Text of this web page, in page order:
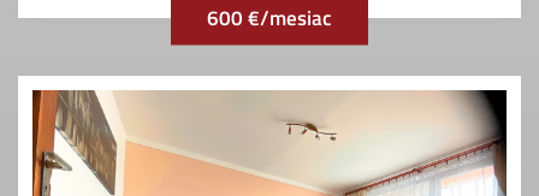
600 €/mesiac